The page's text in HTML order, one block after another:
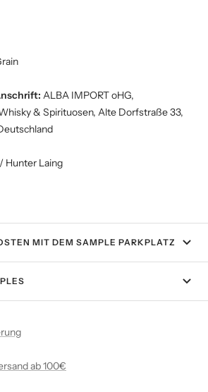
ALBA IMPORT oHG,
& Spirituosen, Alte Dorfstraße 33,
/ Hunter Laing
MIT DEM SAMPLE PARKPLATZ
ab 100€